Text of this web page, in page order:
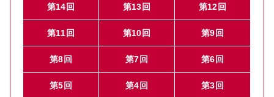
第14回 第13回 第12回
第11回 第10回 第9回
第8回 第7回 第6回
第5回 第4回 第3回